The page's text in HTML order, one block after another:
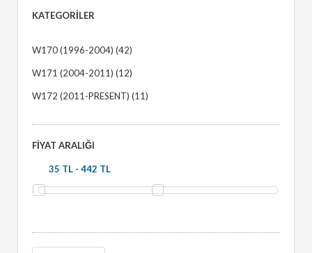
KATEGORILER
W170 (1996-2004) (42)
W171 (2004-2011) (12)
W172 (2011-PRESENT) (11)
FIYAT ARALIĞI